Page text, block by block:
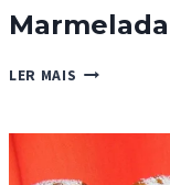
LER MAIS MARMELADA
REINETA